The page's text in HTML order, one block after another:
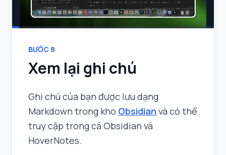
BƯỚC 8
Xem lại ghi chú
Ghi chú của bạn được lưu dạng
Markdown trong kho Obsidian và có thể
truy cập trong cả Obsidian và
HoverNotes.